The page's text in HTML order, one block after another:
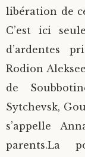
libération de
C’est ici
d’ardentes
Rodion
de
Sytchevsk,
s’appelle
parents.La